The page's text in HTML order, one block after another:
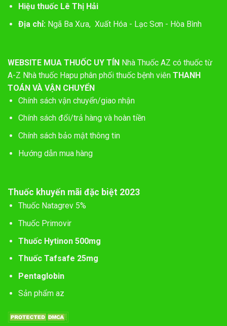
Hiệu thuốc Lê Thị Hải
Địa chỉ: Ngã Ba Xưa, Xuất Hóa - Lạc Sơn - Hòa Bình
WEBSITE MUA THUỐC UY TÍN Nhà Thuốc AZ có thuốc từ
A-Z Nhà thuốc Hapu phân phối thuốc bệnh viên THANH
TOÁN VÀ VẬN CHUYỂN
Chính sách vận chuyển/giao nhận
Chính sách đổi/trả hàng và hoàn tiền
Chính sách bảo mật thông tin
Hướng dẫn mua hàng
Thuốc khuyến mãi đặc biệt 2023
Thuốc Natagrev 5%
Thuốc Primovir
Thuốc Hytinon 500mg
Thuốc Tafsafe 25mg
Pentaglobin
Sản phẩm az